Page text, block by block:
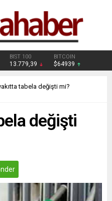
BIST 100
13.779,39
BITCOIN
$64939
tabela değişti mi?
değişti